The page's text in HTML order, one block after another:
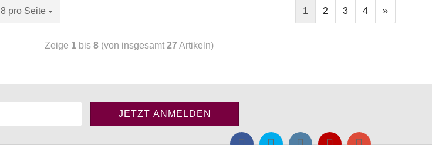
8 pro Seite 1 2 3 4 »
Zeige 1 bis8 (von insgesamt27 Artikeln)